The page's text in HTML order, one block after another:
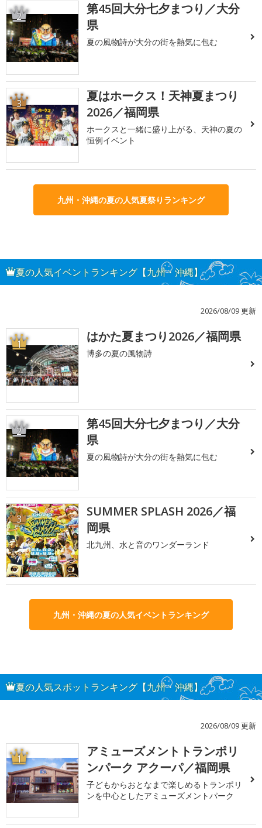
2
第45回大分七夕まつり／大分
県
夏の風物詩が大分の街を熱気に包む
3
夏はホークス！天神夏まつり
2026／福岡県
ホークスと一緒に盛り上がる、天神の夏の
恒例イベント
九州・沖縄の夏の人気夏祭りランキング
夏の人気イベントランキング【九州・沖縄】
2026/08/09 更新
1 はかた夏まつり2026／福岡県
博多の夏の風物詩
2
第45回大分七夕まつり／大分
県
夏の風物詩が大分の街を熱気に包む
3
SUMMER SPLASH 2026／福
岡県
北九州、水と音のワンダーランド
九州・沖縄の夏の人気イベントランキング
夏の人気スポットランキング【九州・沖縄】
2026/08/09 更新
1
アミューズメントトランポリ
ンパーク アクーパ／福岡県
子どもからおとなまで楽しめるトランポリ
ンを中心としたアミューズメントパーク